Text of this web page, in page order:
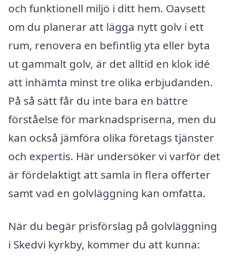
och funktionell miljö i ditt hem. Oavsett
om du planerar att lägga nytt golv i ett
rum, renovera en befintlig yta eller byta
ut gammalt golv, är det alltid en klok idé
att inhämta minst tre olika erbjudanden.
På så sätt får du inte bara en bättre
förståelse för marknadspriserna, men du
kan också jämföra olika företags tjänster
och expertis. Här undersöker vi varför det
är fördelaktigt att samla in flera offerter
samt vad en golvläggning kan omfatta.
När du begär prisförslag på golvläggning
i Skedvi kyrkby, kommer du att kunna: